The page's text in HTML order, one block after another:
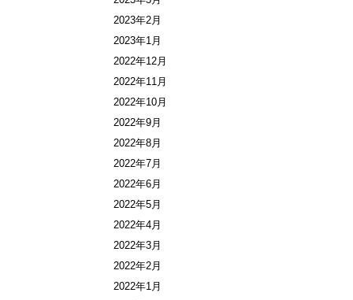
2023年2月
2023年1月
2022年12月
2022年11月
2022年10月
2022年9月
2022年8月
2022年7月
2022年6月
2022年5月
2022年4月
2022年3月
2022年2月
2022年1月